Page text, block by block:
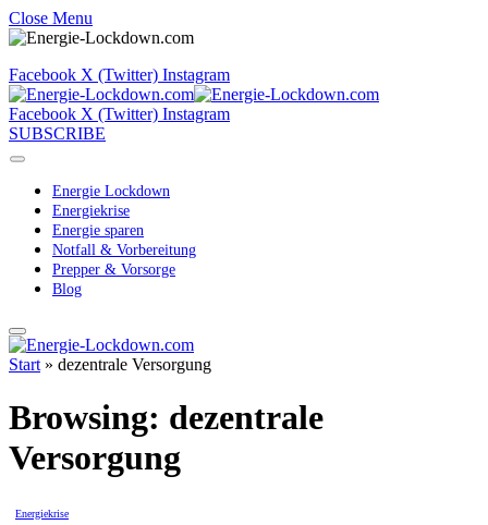
Close Menu
Facebook X (Twitter) Instagram
Facebook X (Twitter) Instagram
SUBSCRIBE
Energie Lockdown
Energiekrise
Energie sparen
Notfall & Vorbereitung
Prepper & Vorsorge
Blog
Start » dezentrale Versorgung
Browsing: dezentrale
Versorgung
Energiekrise